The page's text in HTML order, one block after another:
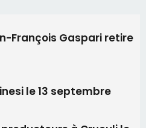
François Gaspari retire
le 13 septembre
à Cruculi le